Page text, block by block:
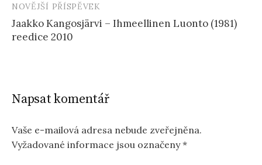
NOVĚJŠÍ PŘÍSPĚVEK
Jaakko Kangosjärvi – Ihmeellinen Luonto (1981)
reedice 2010
Napsat komentář
Vaše e-mailová adresa nebude zveřejněna.
Vyžadované informace jsou označeny*